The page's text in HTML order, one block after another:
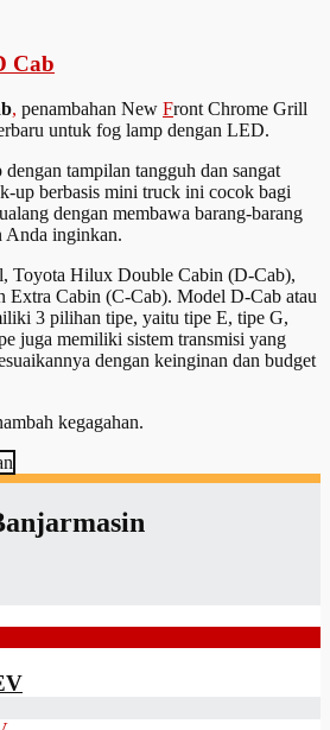
Cab
, penambahan New Front Chrome Grill
untuk fog lamp dengan LED.
tampilan tangguh dan sangat
up berbasis mini truck ini cocok bagi
dengan membawa barang-barang
Anda inginkan.
Toyota Hilux Double Cabin (D-Cab),
Extra Cabin (C-Cab). Model D-Cab atau
3 pilihan tipe, yaitu tipe E, tipe G,
juga memiliki sistem transmisi yang
dengan keinginan dan budget
kegagahan.